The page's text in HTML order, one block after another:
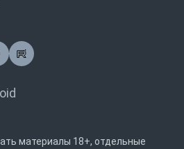
материалы 18+, отдельные